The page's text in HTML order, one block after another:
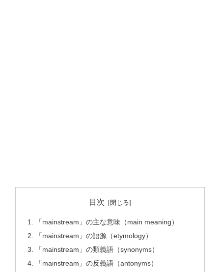
目次
「mainstream」の主な意味（main meaning）
「mainstream」の語源（etymology）
「mainstream」の類義語（synonyms）
「mainstream」の反義語（antonyms）